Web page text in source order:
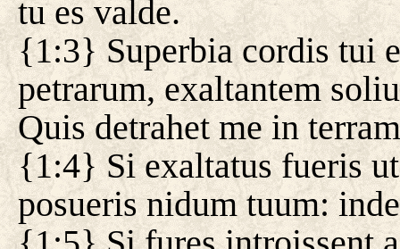
tu es valde.
{1:3} Superbia cordis tui
petrarum, exaltantem
Quis detrahet me in
{1:4} Si exaltatus fueris
posueris nidum tuum: